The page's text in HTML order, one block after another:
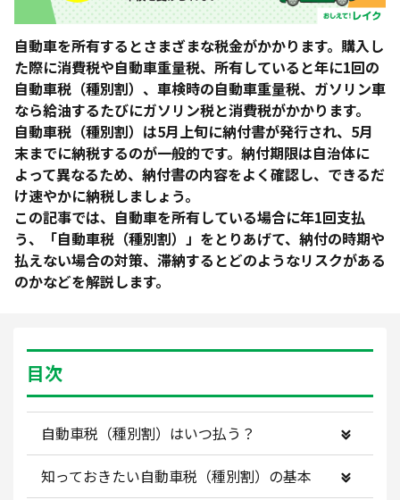
自動車を所有するとさまざまな税金がかかります。購入し
た際に消費税や自動車重量税、所有していると年に1回の
自動車税（種別割）、車検時の自動車重量税、ガソリン車
なら給油するたびにガソリン税と消費税がかかります。
自動車税（種別割）は5月上旬に納付書が発行され、5月
末までに納税するのが一般的です。納付期限は自治体に
よって異なるため、納付書の内容をよく確認し、できるだ
け速やかに納税しましょう。
この記事では、自動車を所有している場合に年1回支払
う、「自動車税（種別割）」をとりあげて、納付の時期や
払えない場合の対策、滞納するとどのようなリスクがある
のかなどを解説します。
目次
自動車税（種別割）はいつ払う？
知っておきたい自動車税（種別割）の基本